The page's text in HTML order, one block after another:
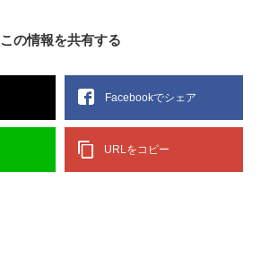
この情報を共有する
Facebookでシェア
URLをコピー